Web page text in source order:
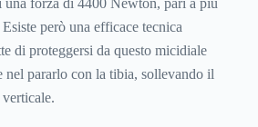
però una efficace tecnica
di proteggersi da questo micidiale
nel pararlo con la tibia, sollevando il